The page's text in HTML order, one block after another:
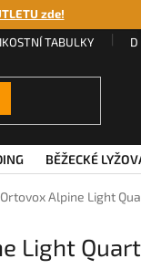
zde!
TABULKY
BĚŽECKÉ
Alpine Light
Light